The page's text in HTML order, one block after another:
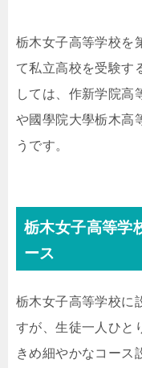
栃木女子高等学校を
て私立高校を受験す
しては、作新学院高
や國學院大學栃木高
うです。
栃木女子高等学
ース
栃木女子高等学校に
すが、生徒一人ひと
きめ細やかなコース